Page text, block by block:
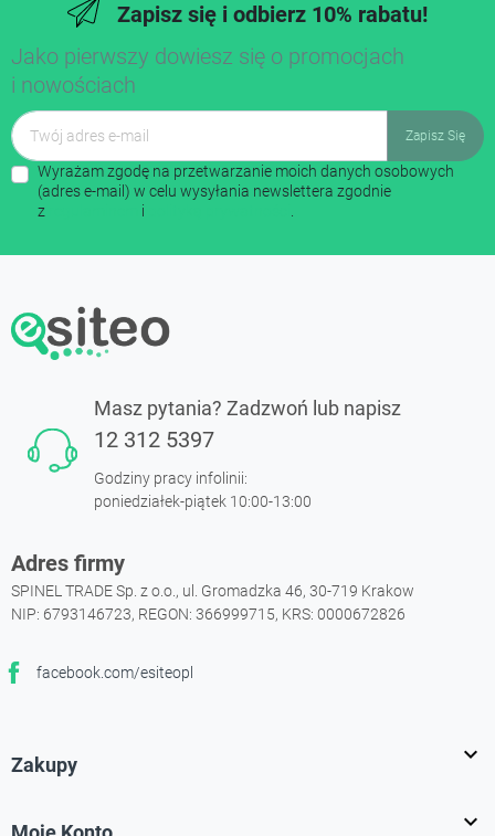
Zapisz się i odbierz 10% rabatu!
Jako pierwszy dowiesz się o promocjach
i nowościach
Wyrażam zgodę na przetwarzanie moich danych osobowych
(adres e-mail) w celu wysyłania newslettera zgodnie
z
i
Masz pytania? Zadzwoń lub napisz
12 312 5397
Godziny pracy infolinii:
poniedziałek-piątek 10:00-13:00
Adres firmy
SPINEL TRADE Sp. z o.o., ul. Gromadzka 46, 30-719 Krakow
NIP: 6793146723, REGON: 366999715, KRS: 0000672826
facebook.com/esiteopl
Facebook
Zakupy 
